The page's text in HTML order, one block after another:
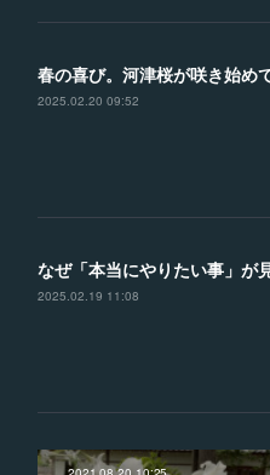
春の喜び。河津桜が咲き始め
2025.02.20 09:52
2025.02.19 11:08